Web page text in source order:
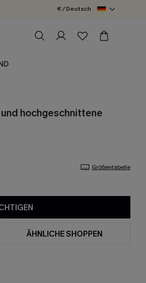
€ / Deutsch
hochgeschnittene
Größentabelle
ÄHNLICHE SHOPPEN